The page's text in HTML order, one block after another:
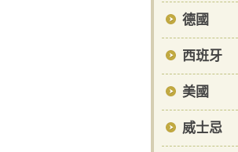
德國
西班牙
美國
威士忌